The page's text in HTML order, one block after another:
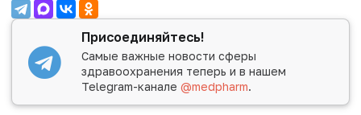
Присоединяйтесь!
Самые важные новости сферы
здравоохранения теперь и в нашем
Telegram-канале@medpharm.